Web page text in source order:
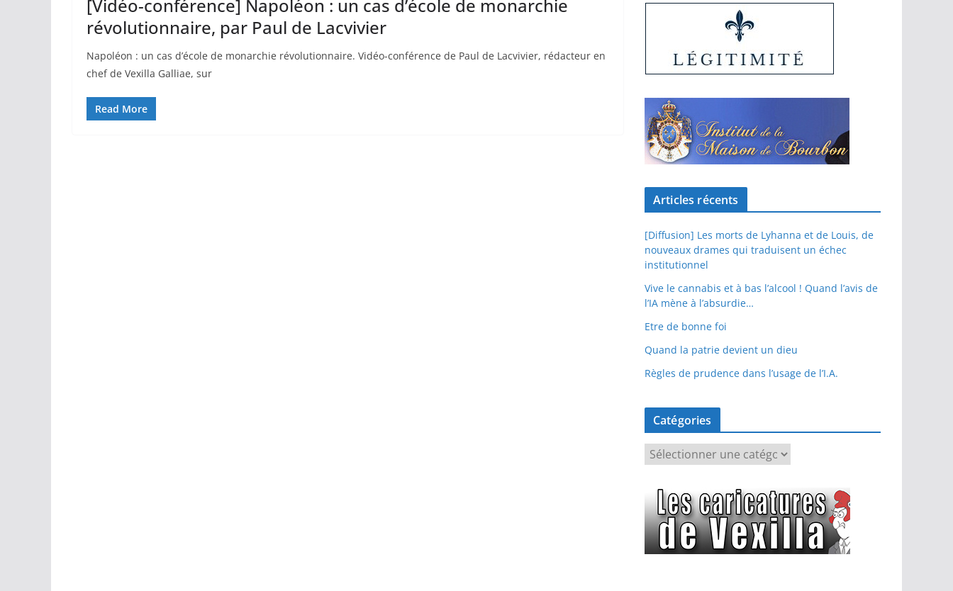
[Vidéo-conférence] Napoléon : un cas d’école de monarchie
révolutionnaire, par Paul de Lacvivier
Napoléon : un cas d’école de monarchie révolutionnaire. Vidéo-conférence de Paul de Lacvivier, rédacteur en
chef de Vexilla Galliae, sur
Read More
Articles récents
[Diffusion] Les morts de Lyhanna et de Louis, de
nouveaux drames qui traduisent un échec
institutionnel
Vive le cannabis et à bas l’alcool ! Quand l’avis de
l’IA mène à l’absurdie…
Etre de bonne foi
Quand la patrie devient un dieu
Règles de prudence dans l’usage de l’I.A.
Catégories
é
g
o
r